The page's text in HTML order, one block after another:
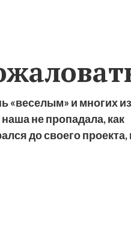
«веселым» и многих
не пропадала, как
до своего